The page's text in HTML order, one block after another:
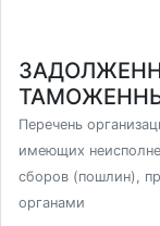
Перечень
имеющих
сборов (пошлин),
органами